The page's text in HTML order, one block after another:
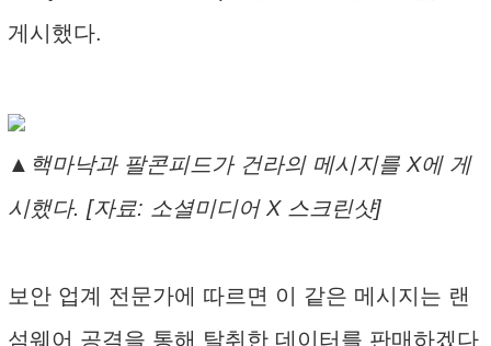
게시했다.
▲핵마낙과 팔콘피드가 건라의 메시지를 X에 게
시했다. [자료: 소셜미디어 X 스크린샷]
보안 업계 전문가에 따르면 이 같은 메시지는 랜
섬웨어 공격을 통해 탈취한 데이터를 판매하겠다